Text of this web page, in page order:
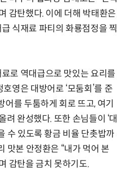
감탄했다. 이에 더해 박태환은
식재료 파티의 화룡점정을 찍
로 역대급으로 맛있는 요리를
영은 대방어로 ‘모둠회’를 준
어를 두툼하게 회로 뜨고, 여기
려 완성했다. 또한 손님들이 ‘대
수 있도록 황금 비율 단촛밥까
맛본 안정환은 “내가 먹어 본
감탄을 금치 못하기도.